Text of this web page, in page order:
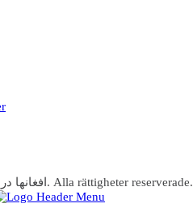
Copyright © افغانها در سویدن. Alla rättigheter reserverade.